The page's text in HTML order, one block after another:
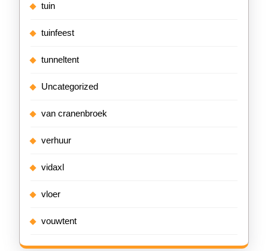
tuin
tuinfeest
tunneltent
Uncategorized
van cranenbroek
verhuur
vidaxl
vloer
vouwtent